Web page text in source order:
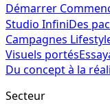
Démarrer
Studio InfiniDes
Campagnes
Visuels portés
Du concept à la
Secteur